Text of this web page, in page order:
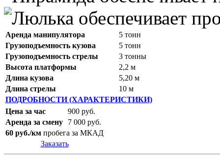
Аренда манипулятора
5 тонн
Грузоподъемность кузова
5 тонн
Грузоподъемность стрелы
3 тонны
Высота платформы
2,2 м
Длина кузова
5,20 м
Длина стрелы
10 м
ПОДРОБНОСТИ (ХАРАКТЕРИСТИКИ)
Цена за час
900 руб.
Аренда за смену
7 000 руб.
60 руб./км пробега за МКАД
Заказать